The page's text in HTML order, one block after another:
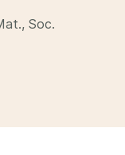
Soc.